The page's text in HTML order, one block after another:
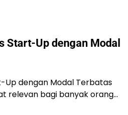
Start-Up dengan Modal
Up dengan Modal Terbatas
relevan bagi banyak orang…